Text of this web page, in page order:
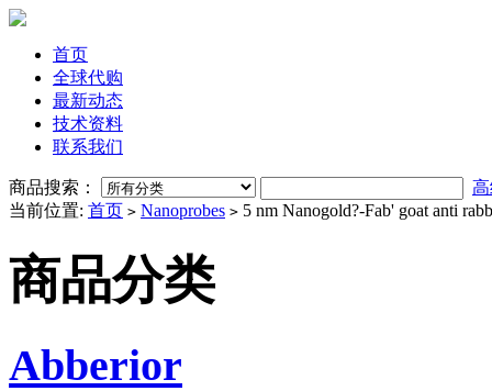
首页
全球代购
最新动态
技术资料
联系我们
商品搜索：
当前位置: 首页 > Nanoprobes > 5 nm Nanogold?-Fab' goat anti
商品分类
Abberior